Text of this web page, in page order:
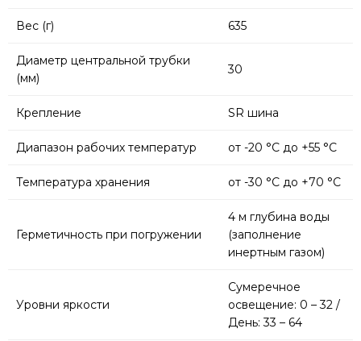
Вес (г) 635
Диаметр центральной трубки
(мм)
30
Крепление SR шина
Диапазон рабочих температур от -20 °C до +55 °C
Температура хранения от -30 °C до +70 °C
Герметичность при погружении
4 м глубина воды
(заполнение
инертным газом)
Уровни яркости
Сумеречное
освещение: 0 – 32 /
День: 33 – 64